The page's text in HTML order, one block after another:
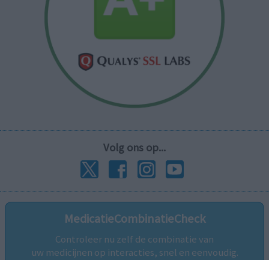
Volg ons op...
MedicatieCombinatieCheck
Controleer nu zelf de combinatie van
uw medicijnen op interacties, snel en eenvoudig.